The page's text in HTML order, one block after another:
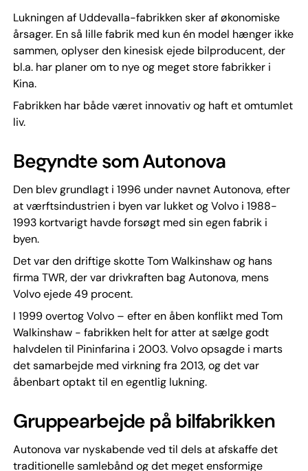
Lukningen af Uddevalla-fabrikken sker af økonomiske
årsager. En så lille fabrik med kun én model hænger ikke
sammen, oplyser den kinesisk ejede bilproducent, der
bl.a. har planer om to nye og meget store fabrikker i
Kina.
Fabrikken har både været innovativ og haft et omtumlet
liv.
Begyndte som Autonova
Den blev grundlagt i 1996 under navnet Autonova, efter
at værftsindustrien i byen var lukket og Volvo i 1988-
1993 kortvarigt havde forsøgt med sin egen fabrik i
byen.
Det var den driftige skotte Tom Walkinshaw og hans
firma TWR, der var drivkraften bag Autonova, mens
Volvo ejede 49 procent.
I 1999 overtog Volvo – efter en åben konflikt med Tom
Walkinshaw - fabrikken helt for atter at sælge godt
halvdelen til Pininfarina i 2003. Volvo opsagde i marts
det samarbejde med virkning fra 2013, og det var
åbenbart optakt til en egentlig lukning.
Gruppearbejde på bilfabrikken
Autonova var nyskabende ved til dels at afskaffe det
traditionelle samlebånd og det meget ensformige